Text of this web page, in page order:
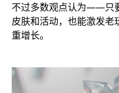
不过多数观点认为——只
皮肤和活动，也能激发老
重增长。